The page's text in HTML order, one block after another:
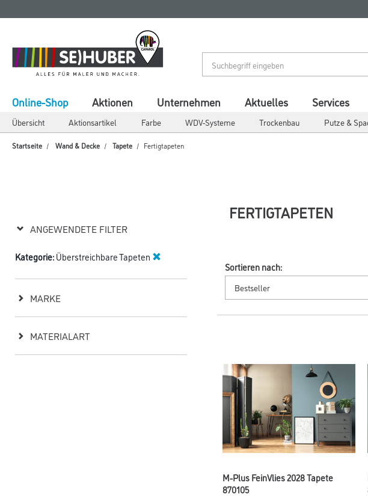
springen
springen
Online-Shop
Übersicht Aktionsartikel Farbe WDV-Systeme Trockenbau Putze &
Aktionen Unternehmen Aktuelles Services
Startseite Wand & Decke Tapete Fertigtapeten
ANGEWENDETE FILTER
Kategorie:Überstreichbare Tapeten
MARKE
MATERIALART
FERTIGTAPETEN
Sortieren nach:
M-Plus FeinVlies 2028 Tapete
870105